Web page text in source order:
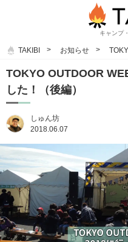
キャンプ
TAKIBI お知らせ
TOKYO OUTDOOR
した！（後編）
しゅん坊
2018.06.07